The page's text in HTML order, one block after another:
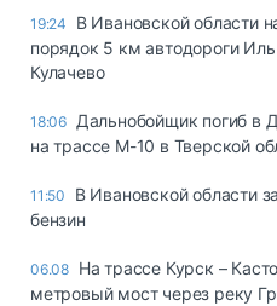
19:24
В Ивановской области
порядок 5 км автодороги
Кулачево
18:06 Дальнобойщик погиб в
на трассе М-10 в Тверской
11:50
В Ивановской области
бензин
06.08 На трассе Курск –
метровый мост через реку